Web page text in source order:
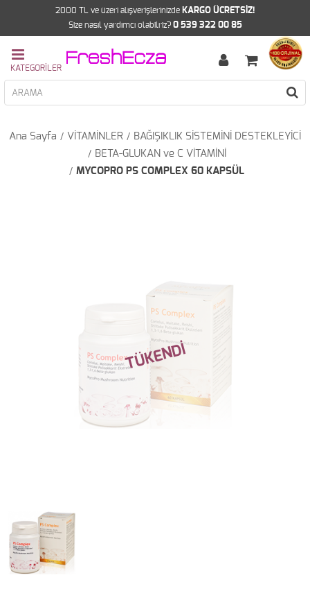
2000 TL ve üzeri alışverişlerinizde KARGO ÜCRETSİZ!
Size nasıl yardımcı olabilriz? 0 539 322 00 85
Ana Sayfa VİTAMİNLER
BAĞIŞIKLIK SİSTEMİNİ DESTEKLEYİCİ
BETA-GLUKAN ve C VİTAMİNİ
MYCOPRO PS COMPLEX 60 KAPSÜL